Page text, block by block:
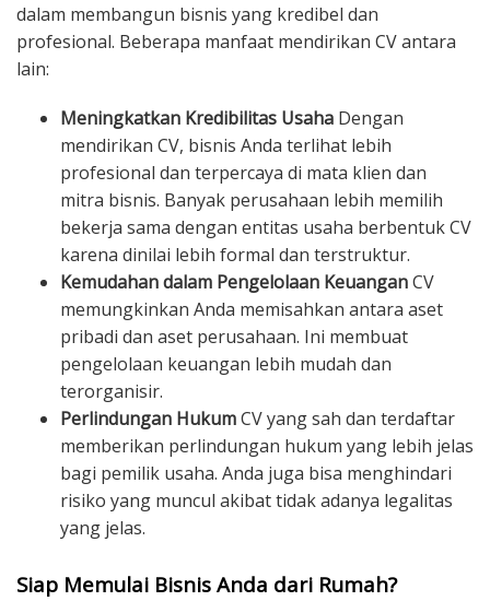
dalam membangun bisnis yang kredibel dan
profesional. Beberapa manfaat mendirikan CV antara
lain:
Meningkatkan Kredibilitas Usaha Dengan
mendirikan CV, bisnis Anda terlihat lebih
profesional dan terpercaya di mata klien dan
mitra bisnis. Banyak perusahaan lebih memilih
bekerja sama dengan entitas usaha berbentuk CV
karena dinilai lebih formal dan terstruktur.
Kemudahan dalam Pengelolaan KeuanganCV
memungkinkan Anda memisahkan antara aset
pribadi dan aset perusahaan. Ini membuat
pengelolaan keuangan lebih mudah dan
terorganisir.
Perlindungan HukumCV yang sah dan terdaftar
memberikan perlindungan hukum yang lebih jelas
bagi pemilik usaha. Anda juga bisa menghindari
risiko yang muncul akibat tidak adanya legalitas
yang jelas.
Siap Memulai Bisnis Anda dari Rumah?